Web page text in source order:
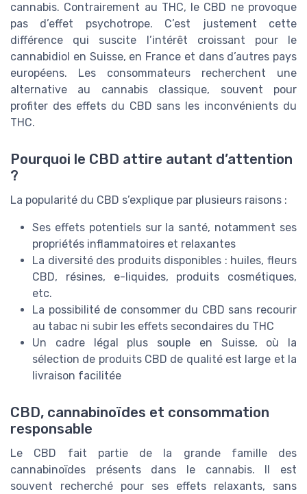
cannabis. Contrairement au THC, le CBD ne provoque
pas d’effet psychotrope. C’est justement cette
différence qui suscite l’intérêt croissant pour le
cannabidiol en Suisse, en France et dans d’autres pays
européens. Les consommateurs recherchent une
alternative au cannabis classique, souvent pour
profiter des effets du CBD sans les inconvénients du
THC.
Pourquoi le CBD attire autant d’attention
?
La popularité du CBD s’explique par plusieurs raisons :
Ses effets potentiels sur la santé, notamment ses
propriétés inflammatoires et relaxantes
La diversité des produits disponibles : huiles, fleurs
CBD, résines, e-liquides, produits cosmétiques,
etc.
La possibilité de consommer du CBD sans recourir
au tabac ni subir les effets secondaires du THC
Un cadre légal plus souple en Suisse, où la
sélection de produits CBD de qualité est large et la
livraison facilitée
CBD, cannabinoïdes et consommation
responsable
Le CBD fait partie de la grande famille des
cannabinoïdes présents dans le cannabis. Il est
souvent recherché pour ses effets relaxants, sans